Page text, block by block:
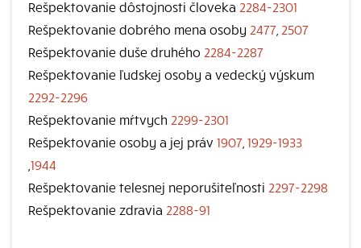
Rešpektovanie dôstojnosti človeka 2284-2301
Rešpektovanie dobrého mena osoby 2477 2507
Rešpektovanie duše druhého 2284-2287
Rešpektovanie ľudskej osoby a vedecký výskum
2292-2296
Rešpektovanie mŕtvych 2299-2301
Rešpektovanie osoby a jej práv 1907 1929-1933
1944
Rešpektovanie telesnej neporušiteľnosti 2297-2298
Rešpektovanie zdravia 2288-91